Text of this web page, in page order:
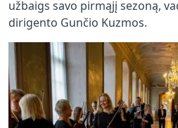
užbaigs savo pirmąjį sezoną,
dirigento Gunčio Kuzmos.